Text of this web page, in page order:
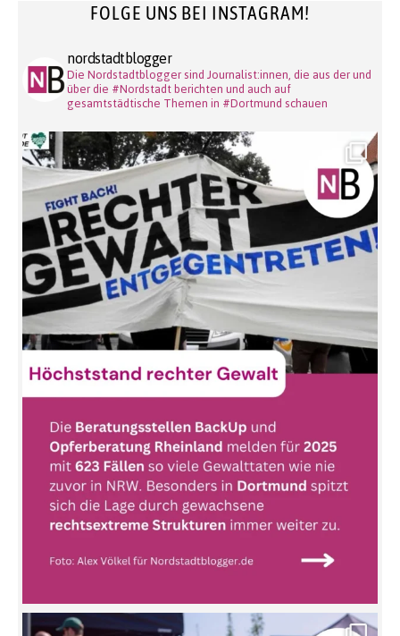
FOLGE UNS BEI INSTAGRAM!
nordstadtblogger
Die Nordstadtblogger sind Journalist:innen, die aus der und
über die #Nordstadt berichten und auch auf
gesamtstädtische Themen in #Dortmund schauen